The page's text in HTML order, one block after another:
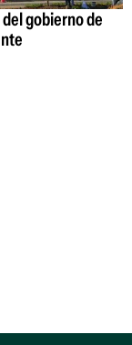
del gobierno de